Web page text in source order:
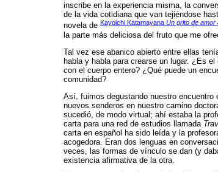
inscribe en la experiencia misma, la
de la vida cotidiana que van tejiéndose
novela de Kayoichi Katamayana Un grito de amor
la parte más deliciosa del fruto que me
Tal vez ese abanico abierto entre ellas
habla y habla para crearse un lugar. ¿Es
con el cuerpo entero? ¿Qué puede un
comunidad?
Así, fuimos degustando nuestro
nuevos senderos en nuestro camino
sucedió, de modo virtual; ahí estaba la
carta para una red de estudios llamada
carta en español ha sido leída y la
acogedora. Eran dos lenguas en
veces, las formas de vínculo se dan (y
existencia afirmativa de la otra.